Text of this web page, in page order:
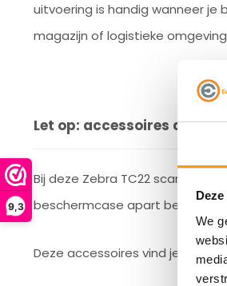
We
9,3
uitvoering is handig wanneer je
magazijn of logistieke
Let op: accessoires apart
Bij deze Zebra TC22
beschermcase apart besteld
Deze accessoires vind je bij